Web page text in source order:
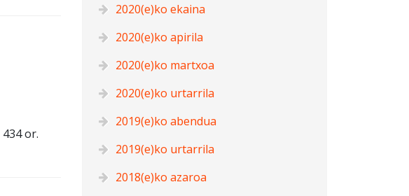
or.
2020(e)ko ekaina
2020(e)ko apirila
2020(e)ko martxoa
2020(e)ko urtarrila
2019(e)ko abendua
2019(e)ko urtarrila
2018(e)ko azaroa